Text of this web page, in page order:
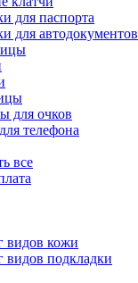
для паспорта
для автодокументов
для очков
телефона
все
видов кожи
видов подкладки